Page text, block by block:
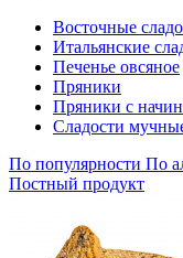
Восточные
Итальянские
Печенье овсяное
Пряники
Пряники с
Сладости
По популярности По
Постный продукт